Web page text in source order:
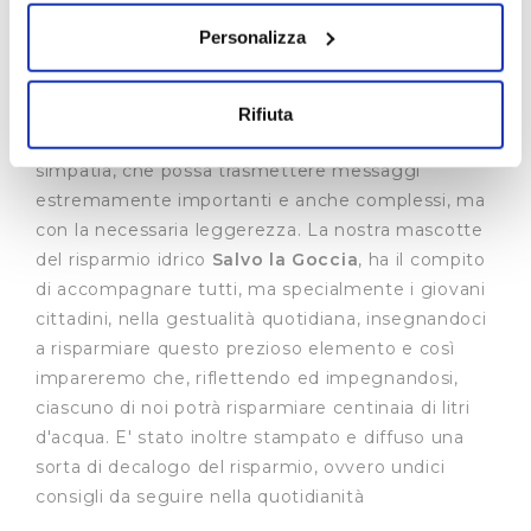
Con il tuo consenso, vorremmo anche:
raccogliere informazioni sulla tua posizione
Identificare il tuo dispositivo, scansionandolo
attivamente alla ricerca di caratteristiche specifiche
Approfondisci come vengono elaborati i tuoi dati personali
e imposta le tue preferenze nella sezione dettagli
. Puoi
modificare o ritirare il tuo consenso in qualsiasi momento
Utilizziamo dei cookie tecnici necessari per rendere
fruibile il sito web abilitandone funzionalità di base quali
la navigazione sulle pagine e l'accesso alle aree
protette. In linea con le preferenze manifestate
Personalizza
Rifiuta
legato all'acqua ed al risparmio idrico, che è
divenuto il soggetto parlante delle campagne
educative di Publiacqua. Un intermediario
spigliato, amico, vicino, con una forte carica di
simpatia, che possa trasmettere messaggi
estremamente importanti e anche complessi, ma
con la necessaria leggerezza. La nostra mascotte
del risparmio idrico Salvo la Goccia, ha il compito
di accompagnare tutti, ma specialmente i giovani
cittadini, nella gestualità quotidiana, insegnandoci
a risparmiare questo prezioso elemento e così
impareremo che, riflettendo ed impegnandosi,
ciascuno di noi potrà risparmiare centinaia di litri
d'acqua. E' stato inoltre stampato e diffuso una
sorta di decalogo del risparmio, ovvero undici
consigli da seguire nella quotidianità